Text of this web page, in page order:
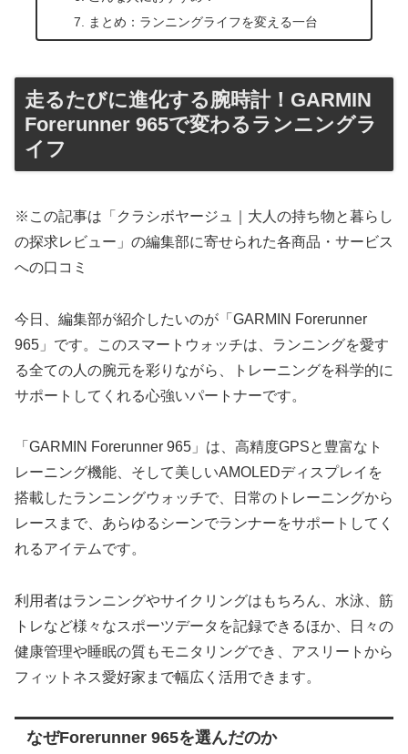
まとめ：ランニングライフを変える一台
走るたびに進化する腕時計！GARMIN
Forerunner 965で変わるランニングラ
イフ
※この記事は「クラシボヤージュ｜大人の持ち物と暮らし
の探求レビュー」の編集部に寄せられた各商品・サービス
への口コミ
今日、編集部が紹介したいのが「GARMIN Forerunner
965」です。このスマートウォッチは、ランニングを愛す
る全ての人の腕元を彩りながら、トレーニングを科学的に
サポートしてくれる心強いパートナーです。
「GARMIN Forerunner 965」は、高精度GPSと豊富なト
レーニング機能、そして美しいAMOLEDディスプレイを
搭載したランニングウォッチで、日常のトレーニングから
レースまで、あらゆるシーンでランナーをサポートしてく
れるアイテムです。
利用者はランニングやサイクリングはもちろん、水泳、筋
トレなど様々なスポーツデータを記録できるほか、日々の
健康管理や睡眠の質もモニタリングでき、アスリートから
フィットネス愛好家まで幅広く活用できます。
なぜForerunner 965を選んだのか